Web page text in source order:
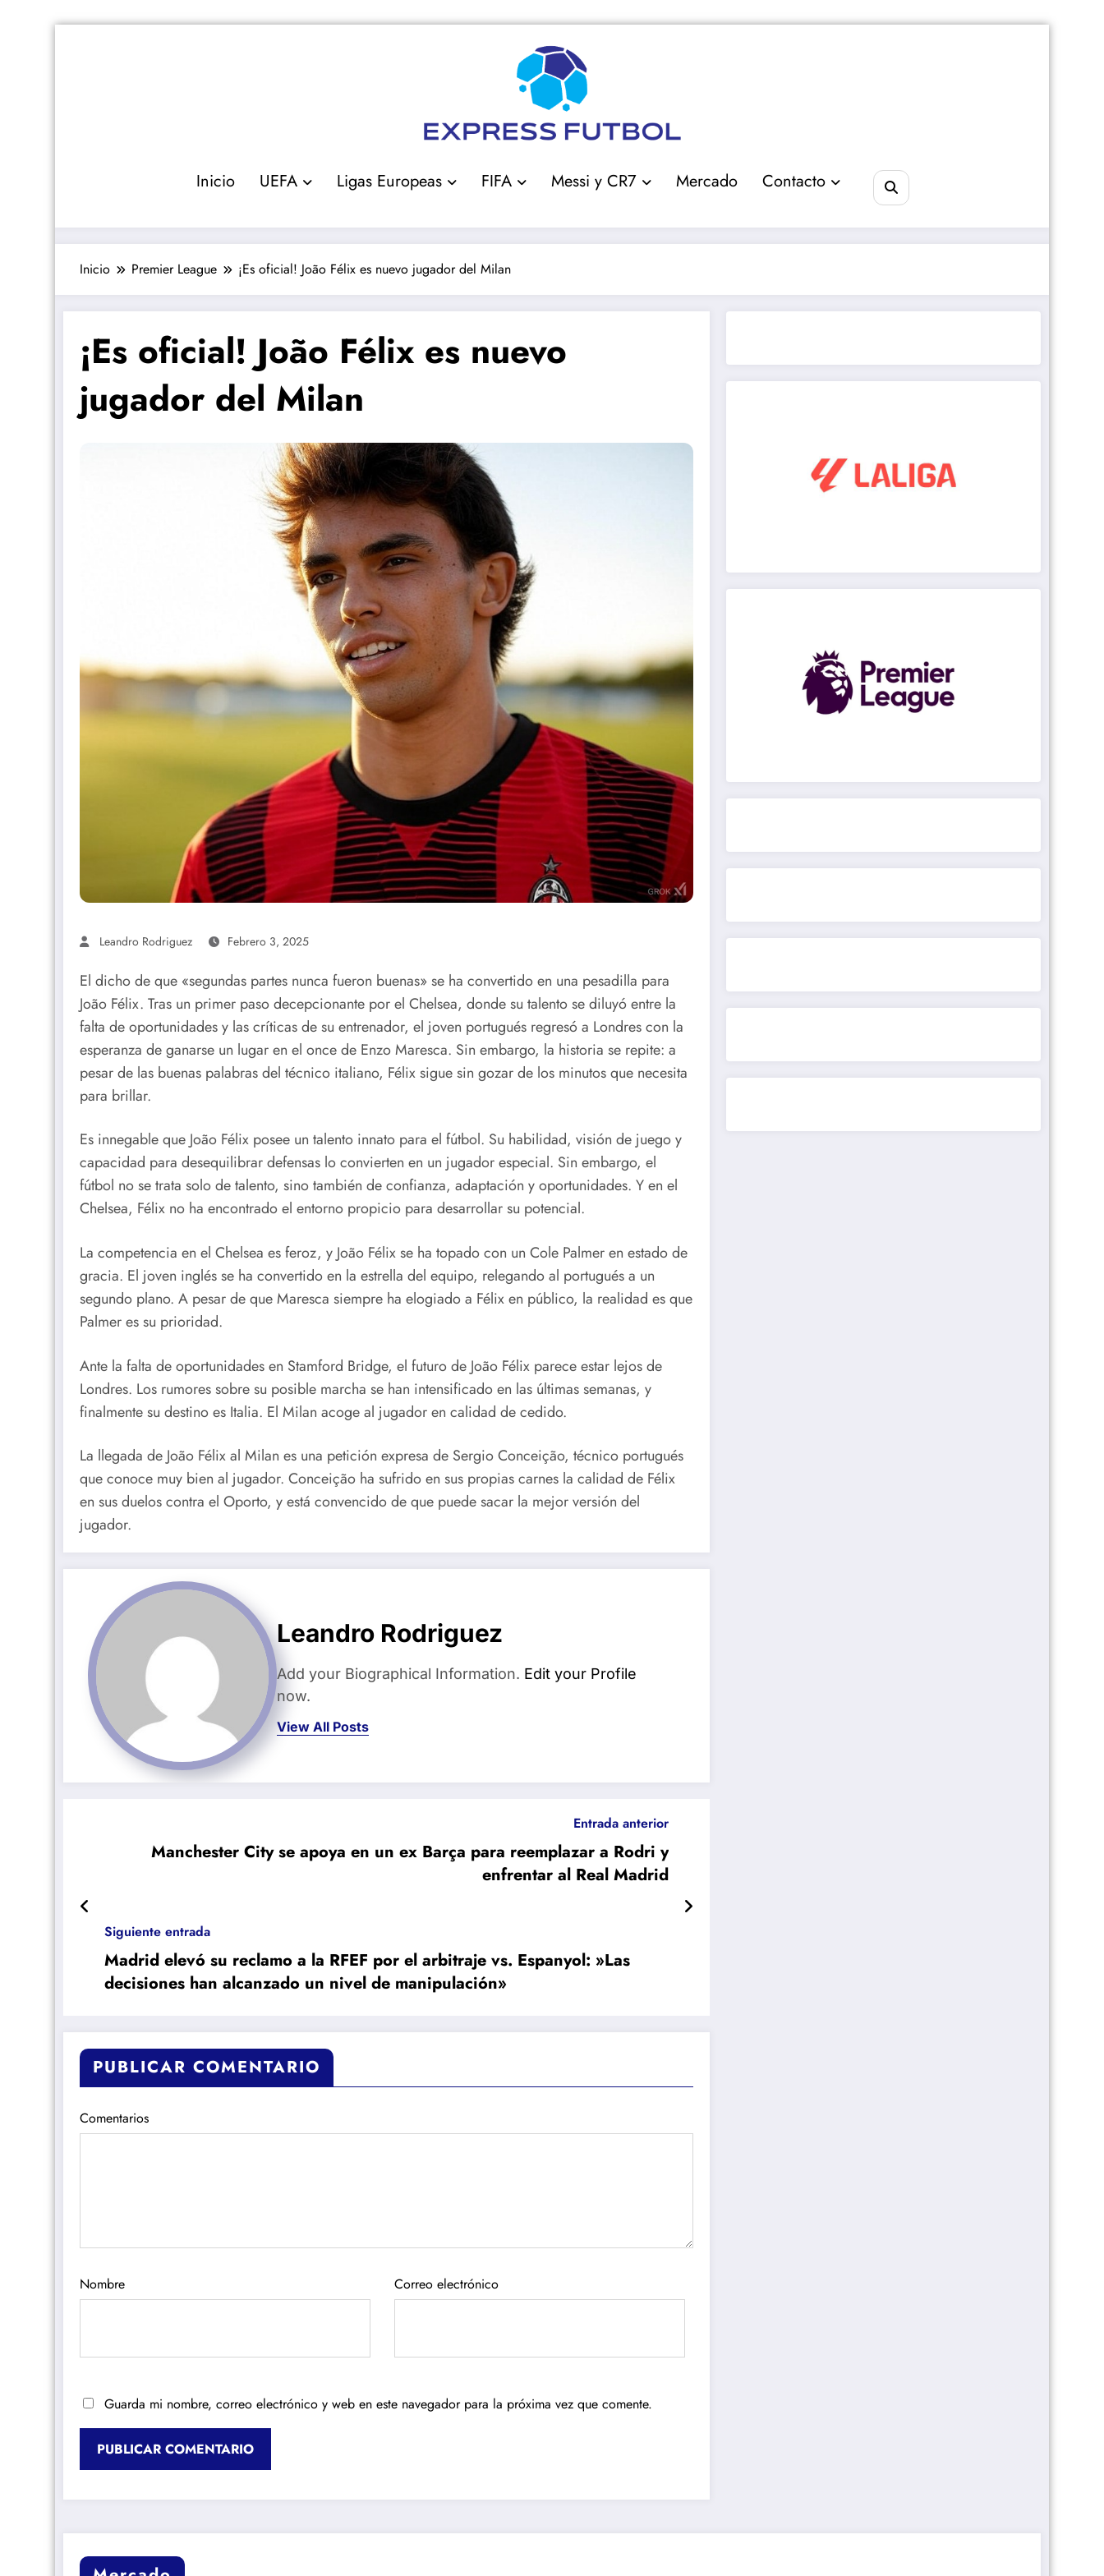
Inicio UEFA Ligas Europeas FIFA Messi y CR7 Mercado Contacto
Inicio Premier League ¡Es oficial! João Félix es nuevo jugador del Milan
¡Es oficial! João Félix es nuevo
jugador del Milan
Leandro Rodriguez Febrero 3, 2025
El dicho de que «segundas partes nunca fueron buenas» se ha convertido en una pesadilla para
João Félix. Tras un primer paso decepcionante por el Chelsea, donde su talento se diluyó entre la
falta de oportunidades y las críticas de su entrenador, el joven portugués regresó a Londres con la
esperanza de ganarse un lugar en el once de Enzo Maresca. Sin embargo, la historia se repite: a
pesar de las buenas palabras del técnico italiano, Félix sigue sin gozar de los minutos que necesita
para brillar.
Es innegable que João Félix posee un talento innato para el fútbol. Su habilidad, visión de juego y
capacidad para desequilibrar defensas lo convierten en un jugador especial. Sin embargo, el
fútbol no se trata solo de talento, sino también de confianza, adaptación y oportunidades. Y en el
Chelsea, Félix no ha encontrado el entorno propicio para desarrollar su potencial.
La competencia en el Chelsea es feroz, y João Félix se ha topado con un Cole Palmer en estado de
gracia. El joven inglés se ha convertido en la estrella del equipo, relegando al portugués a un
segundo plano. A pesar de que Maresca siempre ha elogiado a Félix en público, la realidad es que
Palmer es su prioridad.
Ante la falta de oportunidades en Stamford Bridge, el futuro de João Félix parece estar lejos de
Londres. Los rumores sobre su posible marcha se han intensificado en las últimas semanas, y
finalmente su destino es Italia. El Milan acoge al jugador en calidad de cedido.
La llegada de João Félix al Milan es una petición expresa de Sergio Conceição, técnico portugués
que conoce muy bien al jugador. Conceição ha sufrido en sus propias carnes la calidad de Félix
en sus duelos contra el Oporto, y está convencido de que puede sacar la mejor versión del
jugador.
Leandro Rodriguez
Add your Biographical Information. Edit your Profile
now.
View All Posts
Entrada anterior
Manchester City se apoya en un ex Barça para reemplazar a Rodri y
enfrentar al Real Madrid
Siguiente entrada
Madrid elevó su reclamo a la RFEF por el arbitraje vs. Espanyol: »Las
decisiones han alcanzado un nivel de manipulación»
PUBLICAR COMENTARIO
Comentarios
Nombre Correo electrónico
Guarda mi nombre, correo electrónico y web en este navegador para la próxima vez que comente.